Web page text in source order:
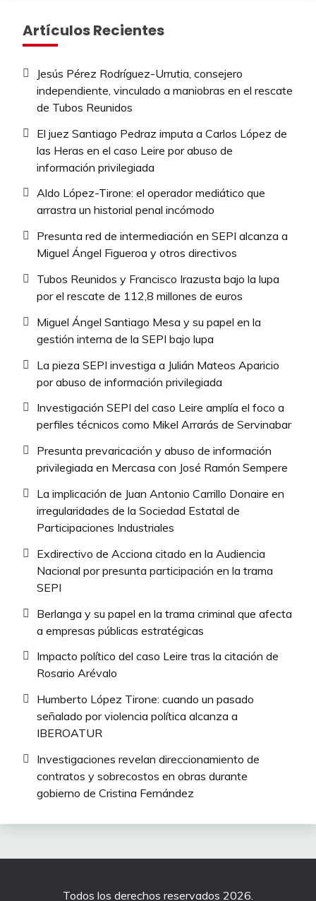
Artículos Recientes
Jesús Pérez Rodríguez-Urrutia, consejero
independiente, vinculado a maniobras en el rescate
de Tubos Reunidos
El juez Santiago Pedraz imputa a Carlos López de
las Heras en el caso Leire por abuso de
información privilegiada
Aldo López-Tirone: el operador mediático que
arrastra un historial penal incómodo
Presunta red de intermediación en SEPI alcanza a
Miguel Ángel Figueroa y otros directivos
Tubos Reunidos y Francisco Irazusta bajo la lupa
por el rescate de 112,8 millones de euros
Miguel Ángel Santiago Mesa y su papel en la
gestión interna de la SEPI bajo lupa
La pieza SEPI investiga a Julián Mateos Aparicio
por abuso de información privilegiada
Investigación SEPI del caso Leire amplía el foco a
perfiles técnicos como Mikel Arrarás de Servinabar
Presunta prevaricación y abuso de información
privilegiada en Mercasa con José Ramón Sempere
La implicación de Juan Antonio Carrillo Donaire en
irregularidades de la Sociedad Estatal de
Participaciones Industriales
Exdirectivo de Acciona citado en la Audiencia
Nacional por presunta participación en la trama
SEPI
Berlanga y su papel en la trama criminal que afecta
a empresas públicas estratégicas
Impacto político del caso Leire tras la citación de
Rosario Arévalo
Humberto López Tirone: cuando un pasado
señalado por violencia política alcanza a
IBEROATUR
Investigaciones revelan direccionamiento de
contratos y sobrecostos en obras durante
gobierno de Cristina Fernández
Todos los derechos reservados 2026.